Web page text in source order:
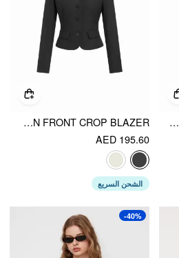
TEXTURED V-NECK BELL SLEEVE RUCHED WIDE LEG OVERSIZED JUMPSUIT
COLLAR LONG SLEEVE BUTTON FRONT CROP BLAZER
AED 195.60
الشحن السريع
-40%